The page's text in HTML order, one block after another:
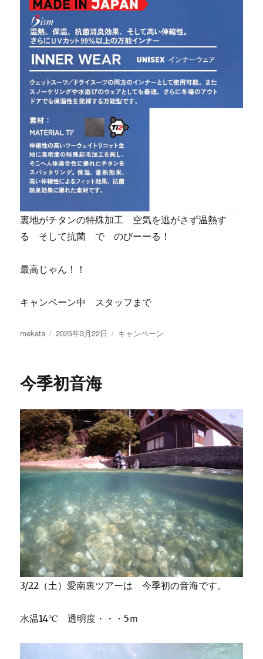
裏地がチタンの特殊加工 空気を逃がさず温熱す
る そして抗菌 で のびーーる！
最高じゃん！！
キャンペーン中 スタッフまで
投
mekata
投
2025年3月22日
カ
キャンペーン
今季初音海
3/22（土）愛南裏ツアーは 今季初の音海です。
水温14℃ 透明度・・・5ｍ